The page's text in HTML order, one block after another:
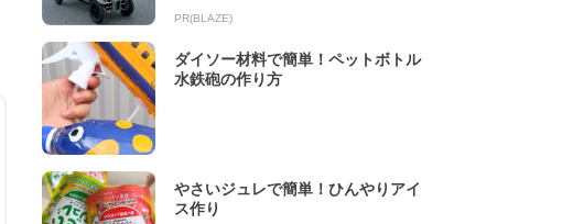
PR(BLAZE)
ダイソー材料で簡単！ペットボトル
水鉄砲の作り方
やさいジュレで簡単！ひんやりアイ
ス作り